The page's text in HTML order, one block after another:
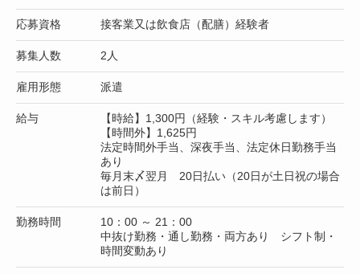
応募資格 接客業又は飲食店（配膳）経験者
募集人数 2人
雇用形態 派遣
給与
【時給】1,300円（経験・スキル考慮します）
【時間外】1,625円
法定時間外手当、深夜手当、法定休日勤務手当
あり
毎月末〆翌月 20日払い（20日が土日祝の場合
は前日）
勤務時間
10：00 ～ 21：00
中抜け勤務・通し勤務・両方あり シフト制・
時間変動あり